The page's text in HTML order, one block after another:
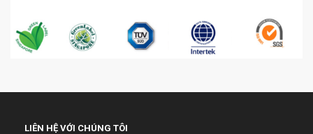
LIÊN HỆ VỚI CHÚNG TÔI